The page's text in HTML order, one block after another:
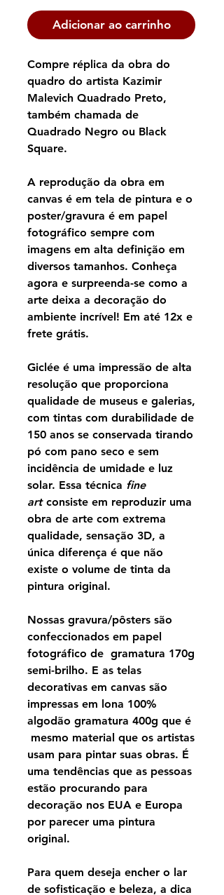
Adicionar ao carrinho
Compre réplica da obra do
quadro do artista Kazimir
Malevich Quadrado Preto,
também chamada de
Quadrado Negro ou Black
Square.
A reprodução da obra em
canvas é em tela de pintura e o
poster/gravura é em papel
fotográfico sempre com
imagens em alta definição em
diversos tamanhos. Conheça
agora e surpreenda-se como a
arte deixa a decoração do
ambiente incrível! Em até 12x e
frete grátis.
Giclée é uma impressão de alta
resolução que proporciona
qualidade de museus e galerias,
com tintas com durabilidade de
150 anos se conservada tirando
pó com pano seco e sem
incidência de umidade e luz
solar. Essa técnica fine
artconsiste em reproduzir uma
obra de arte com extrema
qualidade, sensação 3D, a
única diferença é que não
existe o volume de tinta da
pintura original.
Nossas gravura/pôsters são
confeccionados em papel
fotográfico de gramatura 170g
semi-brilho. E as telas
decorativas em canvas são
impressas em lona 100%
algodão gramatura 400g que é
mesmo material que os artistas
usam para pintar suas obras. É
uma tendências que as pessoas
estão procurando para
decoração nos EUA e Europa
por parecer uma pintura
original.
Para quem deseja encher o lar
de sofisticação e beleza, a dica